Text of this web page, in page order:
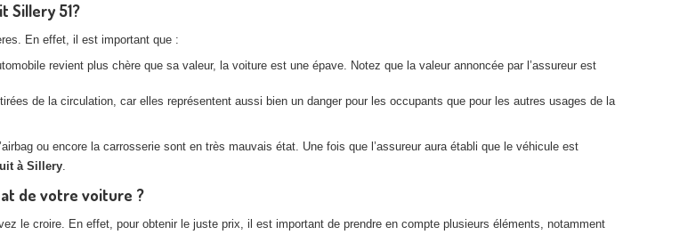
Sillery 51?
En effet, il est important que :
revient plus chère que sa valeur, la voiture est une épave. Notez que la valeur annoncée par l’assureur est
de la circulation, car elles représentent aussi bien un danger pour les occupants que pour les autres usages de la
ou encore la carrosserie sont en très mauvais état. Une fois que l’assureur aura établi que le véhicule est
à Sillery.
de votre voiture ?
le croire. En effet, pour obtenir le juste prix, il est important de prendre en compte plusieurs éléments, notamment